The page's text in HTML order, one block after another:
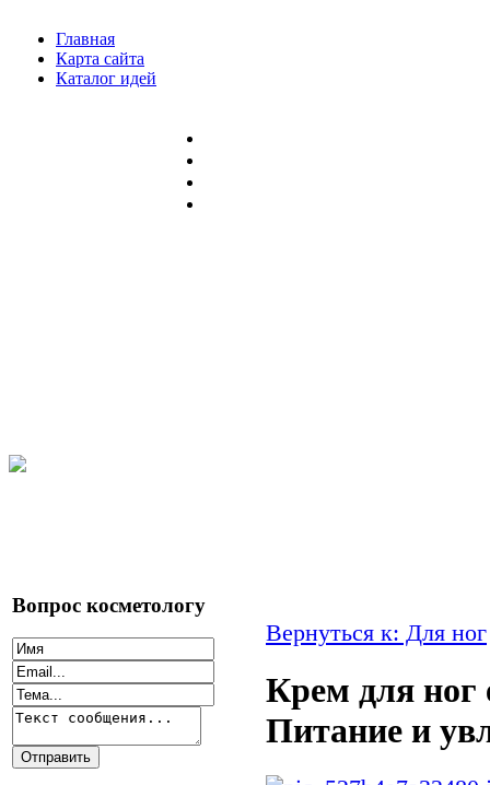
Главная
Карта сайта
Каталог идей
Вопрос косметологу
Вернуться к: Для ног
Крем для ног
Питание и